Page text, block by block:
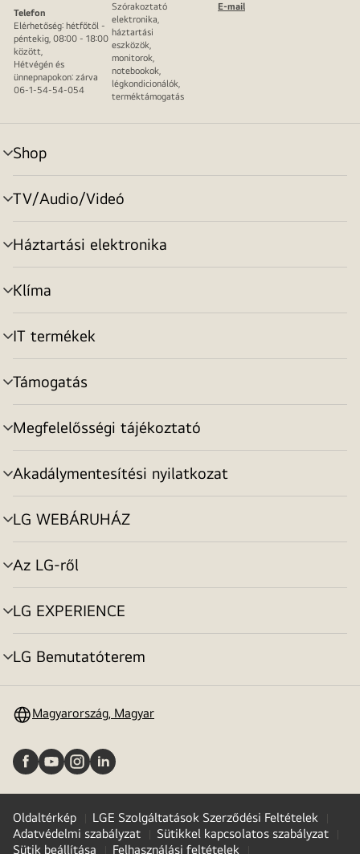
Telefon
Elérhetőség: hétfőtől -
péntekig, 08:00 - 18:00
között,
Hétvégén és
ünnepnapokon: zárva
06-1-54-54-054
Szórakoztató
elektronika,
háztartási
eszközök,
monitorok,
notebookok,
légkondicionálók,
terméktámogatás
E-mail
Shop
menu
toggle
TV/Audio/Videó
menu
toggle
Háztartási elektronika
menu
toggle
Klíma
menu
toggle
IT termékek
menu
toggle
Támogatás
menu
toggle
Megfelelősségi tájékoztató
menu
toggle
Akadálymentesítési nyilatkozat
menu
toggle
LG WEBÁRUHÁZ
menu
toggle
Az LG-ről
menu
toggle
LG EXPERIENCE
menu
toggle
LG Bemutatóterem
menu
Magyarország, Magyar
Oldaltérkép
LGE Szolgáltatások Szerződési Feltételek
Adatvédelmi szabályzat
Sütikkel kapcsolatos szabályzat
Sütik beállítása
Felhasználási feltételek